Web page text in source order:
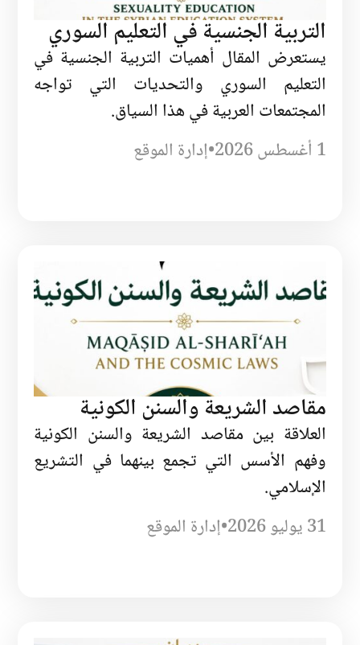
التربية الجنسية في التعليم السوري
يستعرض المقال أهميات التربية الجنسية في
التعليم السوري والتحديات التي تواجه
المجتمعات العربية في هذا السياق.
1 أغسطس 2026
•إدارة الموقع
مقاصد الشريعة والسنن الكونية
العلاقة بين مقاصد الشريعة والسنن الكونية
وفهم الأسس التي تجمع بينهما في التشريع
الإسلامي.
31 يوليو 2026
•إدارة الموقع